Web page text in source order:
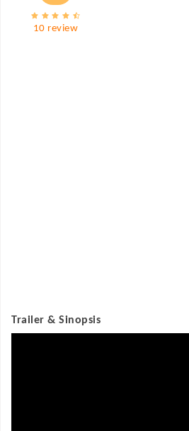
10 review
Trailer & Sinopsis